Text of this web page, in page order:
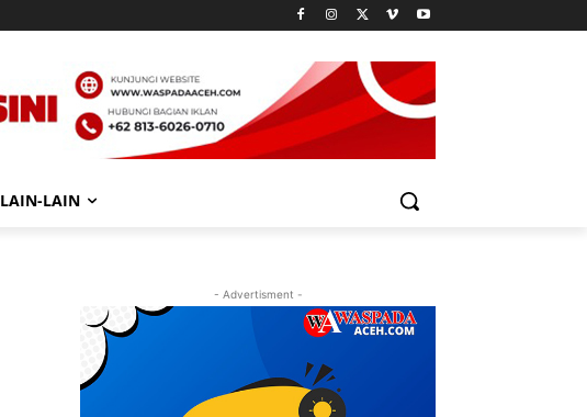
LAIN-LAIN
- Advertisment -